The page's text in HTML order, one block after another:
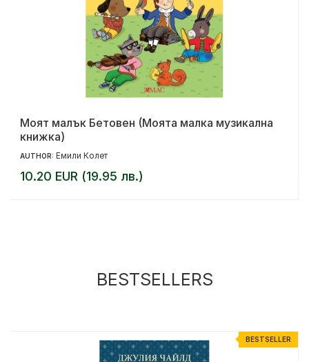
Моят малък Бетовен (Моята малка музикална
книжка)
AUTHOR: Емили Колет
10.20 EUR (19.95 лв.)
BESTSELLERS
BESTSELLER